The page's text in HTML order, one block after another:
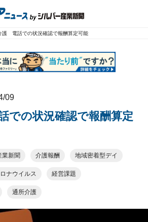
護 電話での状況確認で報酬算定可能
09
での状況確認で報酬算定
業新聞 介護報酬 地域密着型デイ
ナウイルス 経営課題
通所介護